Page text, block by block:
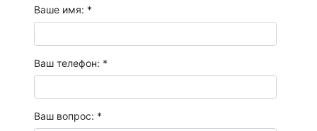
Ваше имя: *
Ваш телефон: *
Ваш вопрос: *